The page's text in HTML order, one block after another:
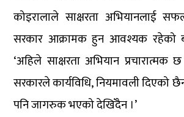
कोइरालाले साक्षरता अभियानलाई
सरकार आक्रामक हुन आवश्यक रहेको
‘अहिले साक्षरता अभियान
सरकारले कार्यविधि, नियमावली दिएको
पनि जागरुक भएको देखिँदैन ।’